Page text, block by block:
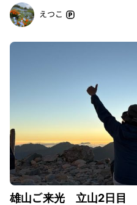
えつこ
雄山ご来光 立山2日目